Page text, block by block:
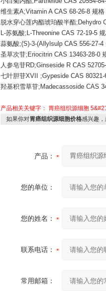
维生素A;Vitamin A CAS 68-26-8 规
脱水穿心莲内酯琥珀酸半酯;Dehydro
L-苏氨酸;L-Threonine CAS 72-19-5
蒜氨酸;(S)-3-(Allylsulp CAS 556-27-
圣草次苷;Eriocitrin CAS 13463-28-0
人参皂苷RD;Ginseside R CAS
七叶胆苷XVII ;Gypeside CAS
羟基积雪草苷;Madecassoside CAS
产品相关关键字： 胃癌组织源细胞
如果你对胃癌组织源细胞价格感兴趣
产品：
您的单位：
您的姓名：
联系电话：
常用邮箱：